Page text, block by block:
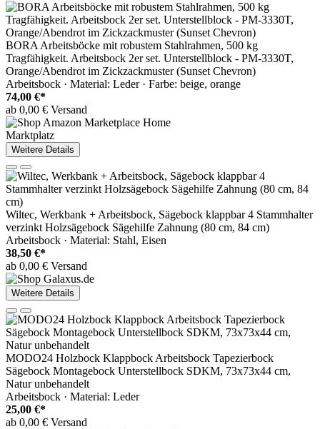
BORA Arbeitsböcke mit robustem Stahlrahmen, 500 kg
Tragfähigkeit. Arbeitsbock 2er set. Unterstellblock - PM-3330T,
Orange/Abendrot im Zickzackmuster (Sunset Chevron)
Arbeitsbock · Material: Leder · Farbe: beige, orange
74,00 €*
ab 0,00 € Versand
Marktplatz
Weitere Details
Wiltec, Werkbank + Arbeitsbock, Sägebock klappbar 4 Stammhalter
verzinkt Holzsägebock Sägehilfe Zahnung (80 cm, 84 cm)
Arbeitsbock · Material: Stahl, Eisen
38,50 €*
ab 0,00 € Versand
Weitere Details
MODO24 Holzbock Klappbock Arbeitsbock Tapezierbock
Sägebock Montagebock Unterstellbock SDKM, 73x73x44 cm,
Natur unbehandelt
Arbeitsbock · Material: Leder
25,00 €*
ab 0,00 € Versand